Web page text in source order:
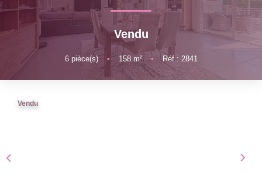
FAIRE GÉRER
NOTRE AGENCE
Vendu
6pièce(s) • 158m² • Réf : 2841
Vendu